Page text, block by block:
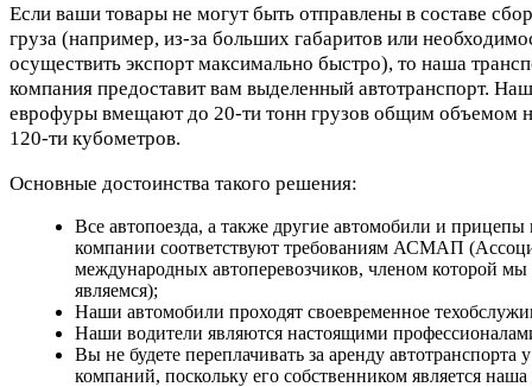
Если ваши товары не могут быть отправлены в составе
груза (например, из-за больших габаритов или
осуществить экспорт максимально быстро), то наша
компания предоставит вам выделенный автотранспорт.
еврофуры вмещают до 20-ти тонн грузов общим объемом
120-ти кубометров.
Основные достоинства такого решения:
Все автопоезда, а также другие автомобили и
компании соответствуют требованиям АСМАП
международных автоперевозчиков, членом которой мы
являемся);
Наши автомобили проходят своевременное
Наши водители являются настоящими
Вы не будете переплачивать за аренду автотранспорта
компаний, поскольку его собственником является